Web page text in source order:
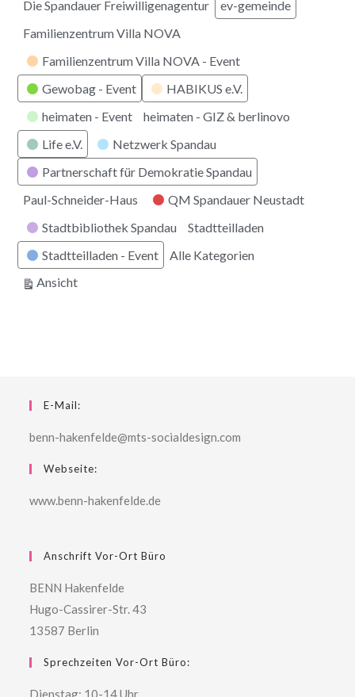
Die Spandauer Freiwilligenagentur
ev-gemeinde
Familienzentrum Villa NOVA
Familienzentrum Villa NOVA - Event
Gewobag - Event
HABIKUS e.V.
heimaten - Event
heimaten - GIZ & berlinovo
Life e.V.
Netzwerk Spandau
Partnerschaft für Demokratie Spandau
Paul-Schneider-Haus
QM Spandauer Neustadt
Stadtbibliothek Spandau
Stadtteilladen
Stadtteilladen - Event
Alle Kategorien
Ansichtausdrucken
E-Mail:
benn-hakenfelde@mts-socialdesign.com
Webseite:
www.benn-hakenfelde.de
Anschrift Vor-Ort Büro
BENN Hakenfelde
Hugo-Cassirer-Str. 43
13587 Berlin
Sprechzeiten Vor-Ort Büro:
Dienstag: 10-14 Uhr